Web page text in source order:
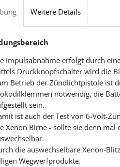
Weitere Details
Impulsabnahme erfolgt durch
Druckknopfschalter wird die
Betrieb der Zündlichtpistole ist
notwendig, die
sein.
ist auch der Test von 6-Volt-
Xenon Birne - sollte sie denn
die auswechselbare Xenon-
Wegwerfprodukte.